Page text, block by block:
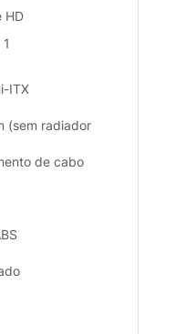
HD
ITX
(sem radiador
de cabo